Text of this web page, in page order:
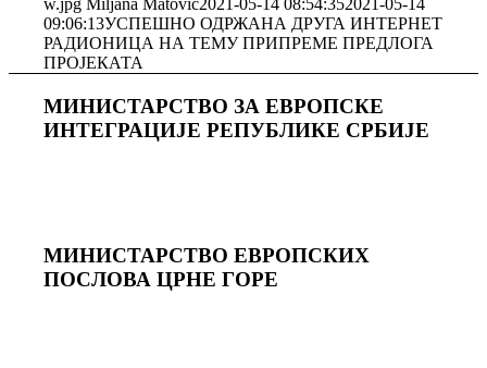
09:06:13УСПЕШНО ОДРЖАНА ДРУГА ИНТЕРНЕТ
РАДИОНИЦА НА ТЕМУ ПРИПРЕМЕ ПРЕДЛОГА
ПРОЈЕКАТА
МИНИСТАРСТВО ЗА ЕВРОПСКЕ
ИНТЕГРАЦИЈЕ РЕПУБЛИКЕ СРБИЈЕ
МИНИСТАРСТВО ЕВРОПСКИХ
ПОСЛОВА ЦРНЕ ГОРE